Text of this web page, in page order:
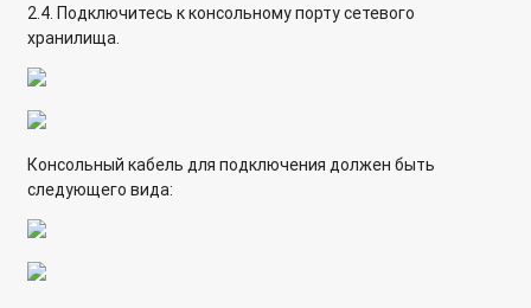
2.4. Подключитесь к консольному порту сетевого
хранилища.
Консольный кабель для подключения должен быть
следующего вида: